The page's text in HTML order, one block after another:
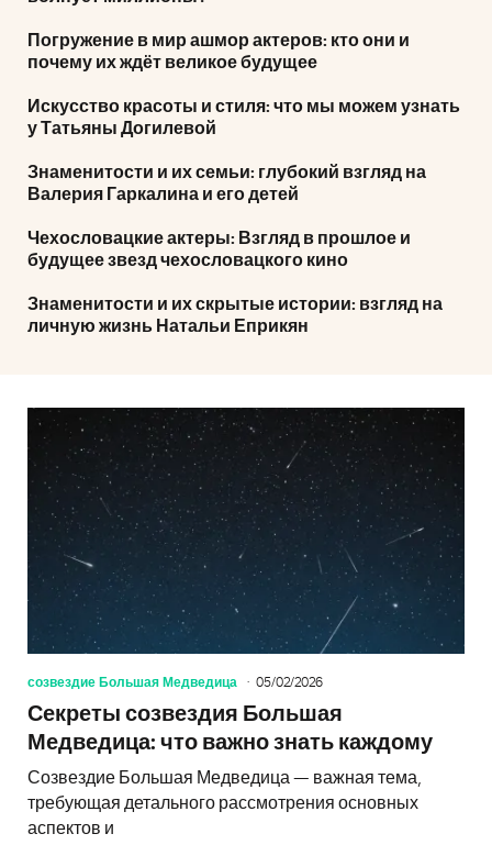
Погружение в мир ашмор актеров: кто они и
почему их ждёт великое будущее
Искусство красоты и стиля: что мы можем узнать
у Татьяны Догилевой
Знаменитости и их семьи: глубокий взгляд на
Валерия Гаркалина и его детей
Чехословацкие актеры: Взгляд в прошлое и
будущее звезд чехословацкого кино
Знаменитости и их скрытые истории: взгляд на
личную жизнь Натальи Еприкян
созвездие Большая Медведица 05/02/2026
Секреты созвездия Большая
Медведица: что важно знать каждому
Созвездие Большая Медведица — важная тема,
требующая детального рассмотрения основных
аспектов и